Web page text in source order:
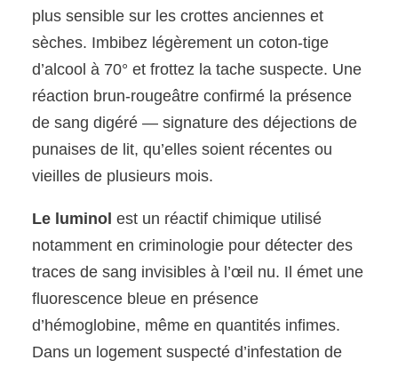
plus sensible sur les crottes anciennes et
sèches. Imbibez légèrement un coton-tige
d’alcool à 70° et frottez la tache suspecte. Une
réaction brun-rougeâtre confirmé la présence
de sang digéré — signature des déjections de
punaises de lit, qu’elles soient récentes ou
vieilles de plusieurs mois.
Le luminol est un réactif chimique utilisé
notamment en criminologie pour détecter des
traces de sang invisibles à l’œil nu. Il émet une
fluorescence bleue en présence
d’hémoglobine, même en quantités infimes.
Dans un logement suspecté d’infestation de